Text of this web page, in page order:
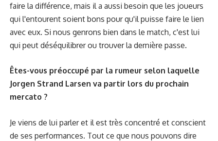
faire la différence, mais il a aussi besoin que les joueurs
qui l'entourent soient bons pour qu'il puisse faire le lien
avec eux. Si nous genrons bien dans le match, c'est lui
qui peut déséquilibrer ou trouver la dernière passe.
Êtes-vous préoccupé par la rumeur selon laquelle
Jorgen Strand Larsen va partir lors du prochain
mercato ?
Je viens de lui parler et il est très concentré et conscient
de ses performances. Tout ce que nous pouvons dire